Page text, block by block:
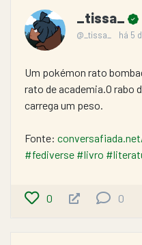
_tissa_
@_tissa_ há 5
Um pokémon rato
rato de academia.O rabo
carrega um peso.
Fonte:
#fediverse #livro
0 0